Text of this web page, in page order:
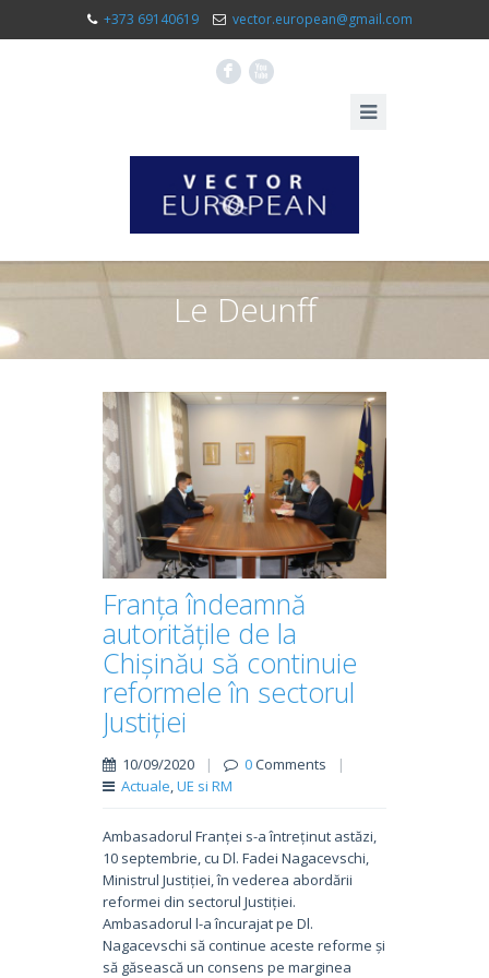
+373 69140619 vector.european@gmail.com
F X
Le Deunff
Franța îndeamnă
autoritățile de la
Chișinău să continuie
reformele în sectorul
Justiției
10/09/2020 | 0Comments
|
Actuale,UE si RM
Ambasadorul Franței s-a întreținut astăzi,
10 septembrie, cu Dl. Fadei Nagacevschi,
Ministrul Justiției, în vederea abordării
reformei din sectorul Justiției.
Ambasadorul l-a încurajat pe Dl.
Nagacevschi să continue aceste reforme și
să găsească un consens pe marginea